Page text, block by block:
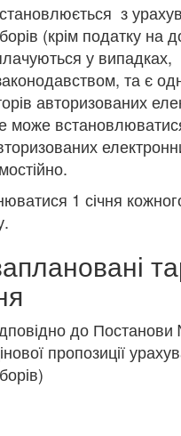
з
(крім податку на
у випадках,
та є
авторизованих
може
1 січня
до
пропозиції